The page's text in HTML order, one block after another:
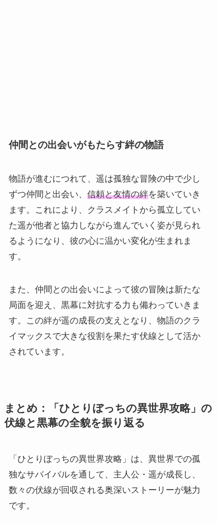
仲間との出会いがもたらす絆の物語
物語が進むにつれて、遥は孤独な冒険の中で少し
ずつ仲間と出会い、 信頼と友情の絆を築いていき
ます。これにより、クラスメイトから孤立してい
た遥が他者と協力しながら進んでいく姿が見られ
るようになり、彼の心に温かい変化が生まれま
す。
また、仲間との出会いによって彼の冒険は新たな
局面を迎え、黒幕に対抗する力も備わっていきま
す。この絆が遥の成長の支えとなり、物語のクラ
イマックスで大きな役割を果たす伏線として活か
されています。
まとめ：「ひとりぼっちの異世界攻略」の
伏線と黒幕の全貌を振り返る
「ひとりぼっちの異世界攻略」は、異世界での孤
独なサバイバルを通して、主人公・遥が成長し、
数々の伏線が回収される奥深いストーリーが魅力
です。